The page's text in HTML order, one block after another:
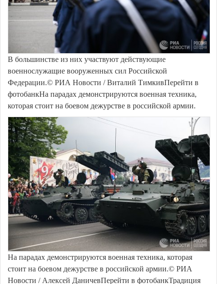
В большинстве из них участвуют действующие
военнослужащие вооруженных сил Российской
Федерации.© РИА Новости / Виталий ТимкивПерейти в
фотобанкНа парадах демонстрируются военная техника,
которая стоит на боевом дежурстве в российской армии.
На парадах демонстрируются военная техника, которая
стоит на боевом дежурстве в российской армии.© РИА
Новости / Алексей ДаничевПерейти в фотобанкТрадиция